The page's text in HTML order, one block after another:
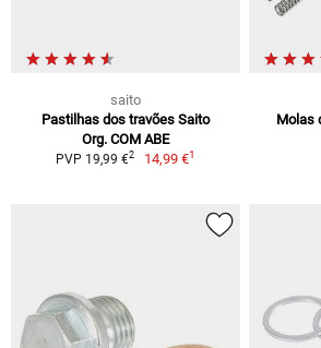
saito
Pastilhas dos travões Saito
Org. COM ABE
PVP 19,99 €2 14,99 €1
Molas